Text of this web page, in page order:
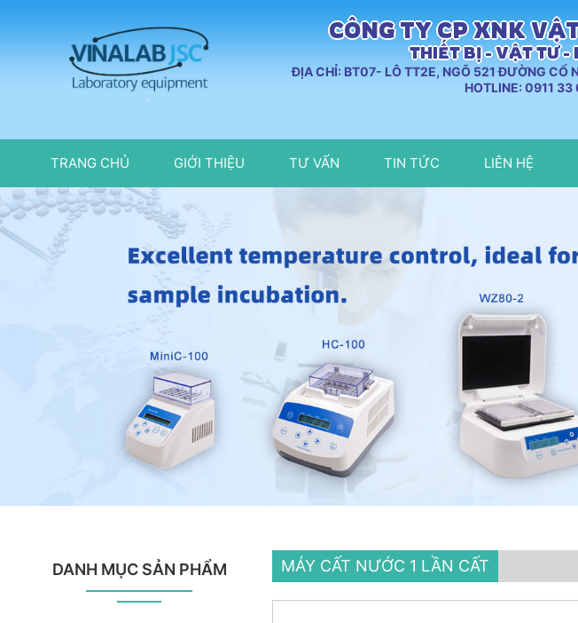
CÔNG TY CP XNK
THIẾT BỊ - VẬT TƯ -
ĐỊA CHỈ: BT07- LÔ TT2E, NGÕ 521 ĐƯỜNG CỔ
HOTLINE: 0911
TRANG CHỦ GIỚI THIỆU TƯ VẤN TIN TỨC LIÊN HỆ
DANH MỤC SẢN PHẨM MÁY CẤT NƯỚC 1 LẦN CẤT